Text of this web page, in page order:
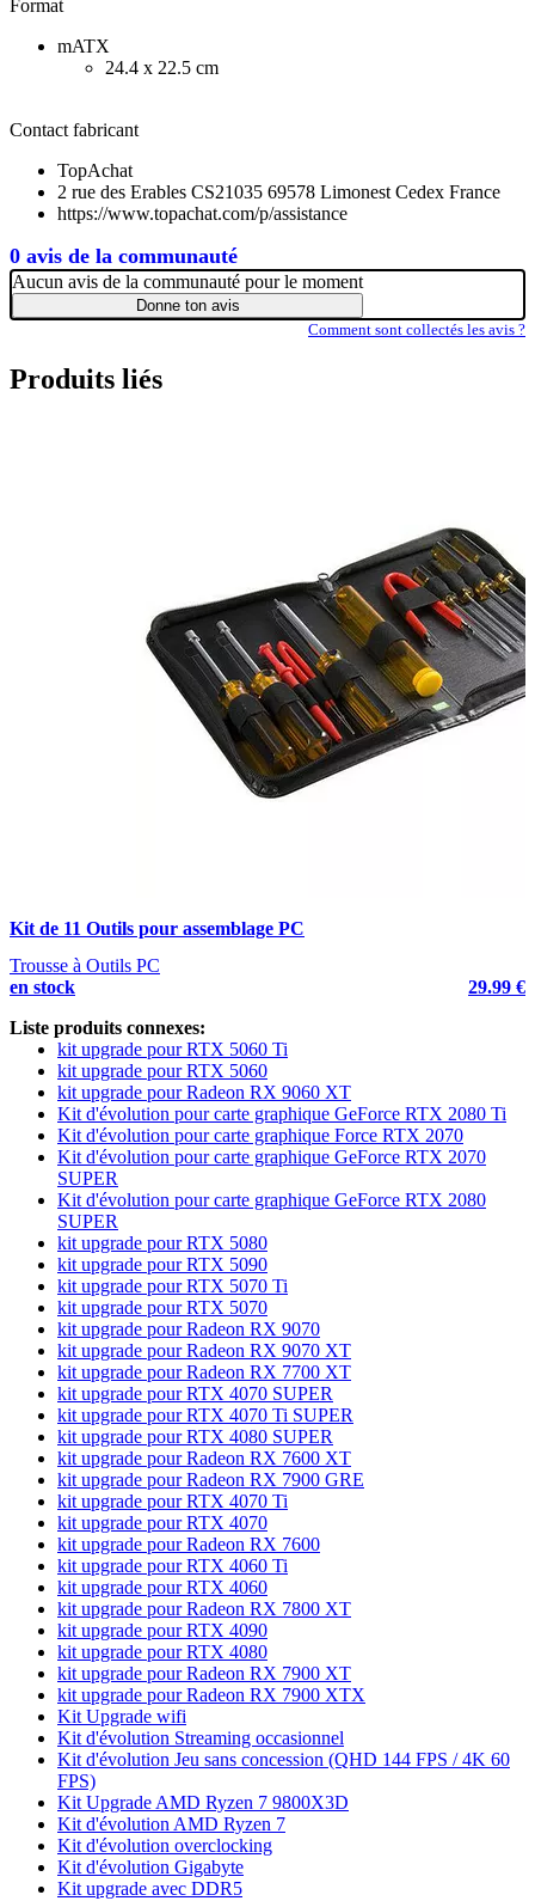
0 avis de la communauté
Format
mATX
24.4 x 22.5 cm
Contact fabricant
TopAchat
2 rue des Erables CS21035 69578 Limonest Cedex France
https://www.topachat.com/p/assistance
Aucun avis de la communauté pour le moment
Donne ton avis
Comment sont collectés les avis ?
Produits liés
Kit de 11 Outils pour assemblage PC
Trousse à Outils PC
en stock
29.99 €
Liste produits connexes:
kit upgrade pour RTX 5060 Ti
kit upgrade pour RTX 5060
kit upgrade pour Radeon RX 9060 XT
Kit d'évolution pour carte graphique GeForce RTX 2080 Ti
Kit d'évolution pour carte graphique Force RTX 2070
Kit d'évolution pour carte graphique GeForce RTX 2070
SUPER
Kit d'évolution pour carte graphique GeForce RTX 2080
SUPER
kit upgrade pour RTX 5080
kit upgrade pour RTX 5090
kit upgrade pour RTX 5070 Ti
kit upgrade pour RTX 5070
kit upgrade pour Radeon RX 9070
kit upgrade pour Radeon RX 9070 XT
kit upgrade pour Radeon RX 7700 XT
kit upgrade pour RTX 4070 SUPER
kit upgrade pour RTX 4070 Ti SUPER
kit upgrade pour RTX 4080 SUPER
kit upgrade pour Radeon RX 7600 XT
kit upgrade pour Radeon RX 7900 GRE
kit upgrade pour RTX 4070 Ti
kit upgrade pour RTX 4070
kit upgrade pour Radeon RX 7600
kit upgrade pour RTX 4060 Ti
kit upgrade pour RTX 4060
kit upgrade pour Radeon RX 7800 XT
kit upgrade pour RTX 4090
kit upgrade pour RTX 4080
kit upgrade pour Radeon RX 7900 XT
kit upgrade pour Radeon RX 7900 XTX
Kit Upgrade wifi
Kit d'évolution Streaming occasionnel
Kit d'évolution Jeu sans concession (QHD 144 FPS / 4K 60
FPS)
Kit Upgrade AMD Ryzen 7 9800X3D
Kit d'évolution AMD Ryzen 7
Kit d'évolution overclocking
Kit d'évolution Gigabyte
Kit upgrade avec DDR5